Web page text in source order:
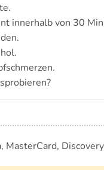
innerhalb von 30
MasterCard,